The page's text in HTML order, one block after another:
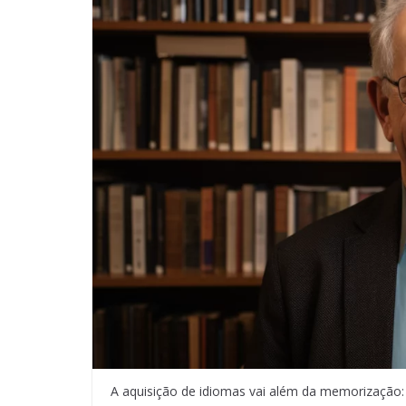
A aquisição de idiomas vai além da memorização: